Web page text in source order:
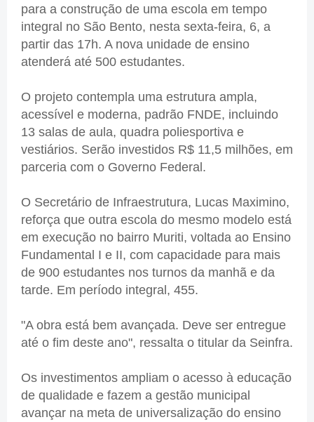
para a construção de uma escola em tempo
integral no São Bento, nesta sexta-feira, 6, a
partir das 17h. A nova unidade de ensino
atenderá até 500 estudantes.
O projeto contempla uma estrutura ampla,
acessível e moderna, padrão FNDE, incluindo
13 salas de aula, quadra poliesportiva e
vestiários. Serão investidos R$ 11,5 milhões, em
parceria com o Governo Federal.
O Secretário de Infraestrutura, Lucas Maximino,
reforça que outra escola do mesmo modelo está
em execução no bairro Muriti, voltada ao Ensino
Fundamental I e II, com capacidade para mais
de 900 estudantes nos turnos da manhã e da
tarde. Em período integral, 455.
"A obra está bem avançada. Deve ser entregue
até o fim deste ano", ressalta o titular da Seinfra.
Os investimentos ampliam o acesso à educação
de qualidade e fazem a gestão municipal
avançar na meta de universalização do ensino